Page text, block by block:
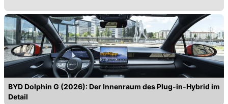
BYD Dolphin G (2026): Der Innenraum des Plug-in-Hybrid im
Detail